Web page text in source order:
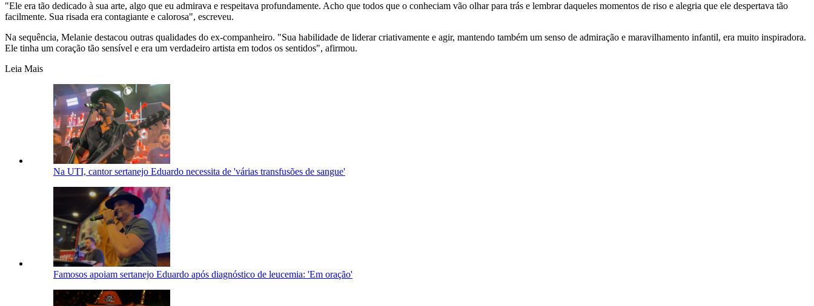
"Ele era tão dedicado à sua arte, algo que eu admirava e respeitava profundamente. Acho que todos que o conheciam vão olhar para trás e lembrar daqueles momentos de riso e alegria que ele despertava tão
facilmente. Sua risada era contagiante e calorosa", escreveu.
Na sequência, Melanie destacou outras qualidades do ex-companheiro. "Sua habilidade de liderar criativamente e agir, mantendo também um senso de admiração e maravilhamento infantil, era muito inspiradora.
Ele tinha um coração tão sensível e era um verdadeiro artista em todos os sentidos", afirmou.
Leia Mais
Na UTI, cantor sertanejo Eduardo necessita de 'várias transfusões de sangue'
Famosos apoiam sertanejo Eduardo após diagnóstico de leucemia: 'Em oração'